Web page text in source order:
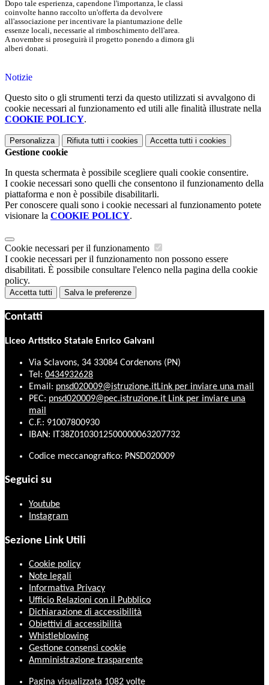
Dopo tale esperienza, capendone l'importanza, le classi
coinvolte hanno raccolto un'offerta da devolvere
all'associazione per incentivare la piantumazione delle
essenze locali, necessarie al rimboschimento dell'area.
A novembre si proseguirà il progetto ponendo a dimora gli
alberi donati.
Notizie
Questo sito o gli strumenti terzi da questo utilizzati si avvalgono di
cookie necessari al funzionamento ed utili alle finalità illustrate nella
COOKIE POLICY.
Personalizza Rifiuta tutti i cookies Accetta tutti i cookies
Gestione cookie
In questa schermata è possibile scegliere quali cookie consentire.
I cookie necessari sono quelli che consentono il funzionamento della
piattaforma e non è possibile disabilitarli.
Per conoscere quali sono i cookie necessari al funzionamento potete
visionare la COOKIE POLICY.
Cookie necessari per il funzionamento
I cookie necessari per il funzionamento non possono essere
disabilitati. È possibile consultare l'elenco nella pagina della cookie
policy.
Accetta tutti Salva le preferenze
Contatti
Liceo Artistico Statale Enrico Galvani
Via Sclavons, 34 33084 Cordenons (PN)
Tel: 0434932628
Email: pnsd020009@istruzione.itLink per inviare una mail
PEC: pnsd020009@pec.istruzione.it Link per inviare una
mail
C.F.: 91007800930
IBAN: IT38Z0103012500000063207732
Codice meccanografico: PNSD020009
Seguici su
Youtube
Instagram
Sezione Link Utili
Cookie policy
Note legali
Informativa Privacy
Ufficio Relazioni con il Pubblico
Dichiarazione di accessibilità
Obiettivi di accessibilità
Whistleblowing
Gestione consensi cookie
Amministrazione trasparente
Pagina visualizzata 1082 volte